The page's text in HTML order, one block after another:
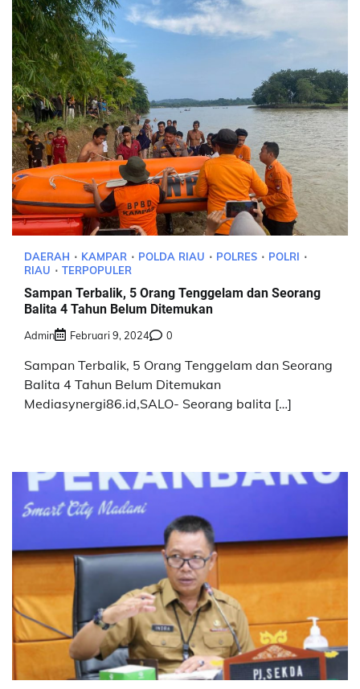
DAERAH KAMPAR POLDA RIAU POLRES
POLRI
RIAU
TERPOPULER
Sampan Terbalik, 5 Orang Tenggelam dan Seorang
Balita 4 Tahun Belum Ditemukan
Admin Februari 9, 2024 0
Sampan Terbalik, 5 Orang Tenggelam dan Seorang
Balita 4 Tahun Belum Ditemukan
Mediasynergi86.id,SALO- Seorang balita […]